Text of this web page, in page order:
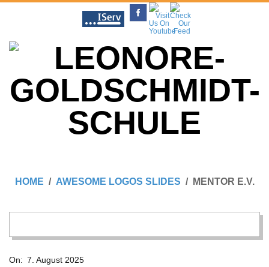
content
E
O
N
Menu
HOME AWESOME LOGOS SLIDES MENTOR E.V.
08-
On: 7. August 2025